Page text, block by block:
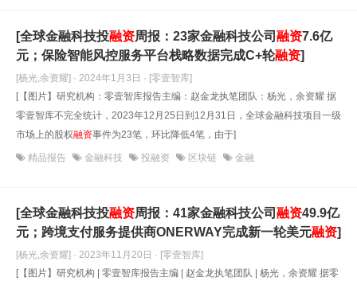
[全球金融科技投融资周报：23家金融科技公司 融资7.6亿
元；保险智能风控服务平台栈略数据完成C+轮融资]
[杨光,余资耀] · 2024年1月3日 · [零壹智库]
[【图片】研究机构：零壹智库报告主编：赵金龙执笔团队：杨光，余资耀 据
零壹智库不完全统计，2023年12月25日到12月31日，全球金融科技项目一级
市场上的股权融资事件为23笔，环比降低4笔，由于]
精品报告 金融科技 投融资 区块链 金融
[全球金融科技投融资周报：41家金融科技公司 融资49.9亿
元；跨境支付服务提供商ONERWAY完成新一轮美元融资]
[杨光,余资耀] · 2023年11月20日 · [零壹智库]
[【图片】研究机构 | 零壹智库报告主编 | 赵金龙执笔团队 | 杨光，余资耀 据零